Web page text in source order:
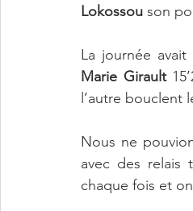
Lokossou son
La journée
Marie Girault
l’autre bouclent
Nous ne
avec des relais
chaque fois et